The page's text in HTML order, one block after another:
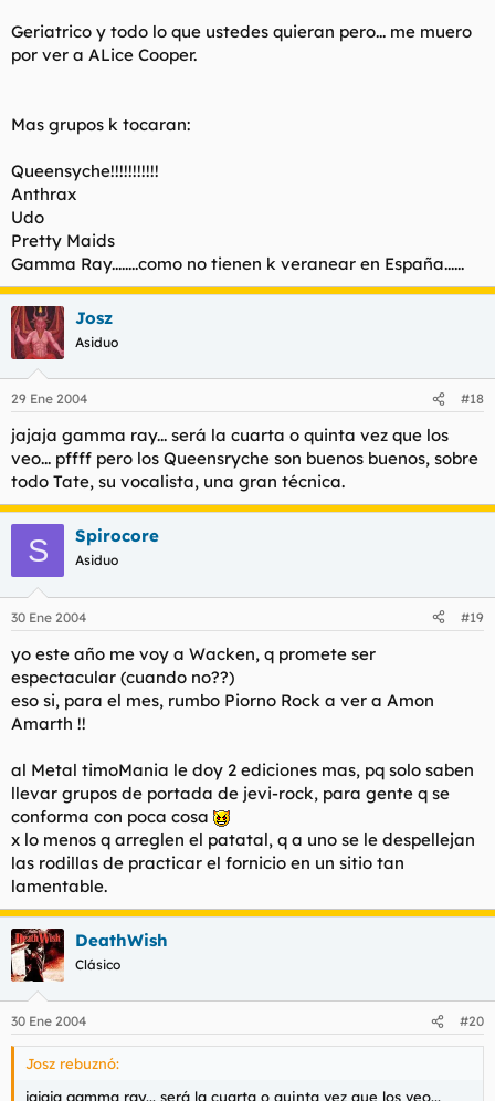
agur
Geriatrico y todo lo que ustedes quieran pero... me muero
por ver a ALice Cooper.
Mas grupos k tocaran:
Queensyche!!!!!!!!!!!
Anthrax
Udo
Pretty Maids
Gamma Ray........como no tienen k veranear en España......
Josz
Asiduo
29 Ene 2004 #18
jajaja gamma ray... será la cuarta o quinta vez que los
veo... pffff pero los Queensryche son buenos buenos, sobre
todo Tate, su vocalista, una gran técnica.
S Spirocore
Asiduo
30 Ene 2004 #19
yo este año me voy a Wacken, q promete ser
espectacular (cuando no??)
eso si, para el mes, rumbo Piorno Rock a ver a Amon
Amarth !!
al Metal timoMania le doy 2 ediciones mas, pq solo saben
llevar grupos de portada de jevi-rock, para gente q se
conforma con poca cosa
x lo menos q arreglen el patatal, q a uno se le despellejan
las rodillas de practicar el fornicio en un sitio tan
lamentable.
DeathWish
Clásico
30 Ene 2004 #20
Josz rebuznó:
jajaja gamma ray... será la cuarta o quinta vez que los veo...